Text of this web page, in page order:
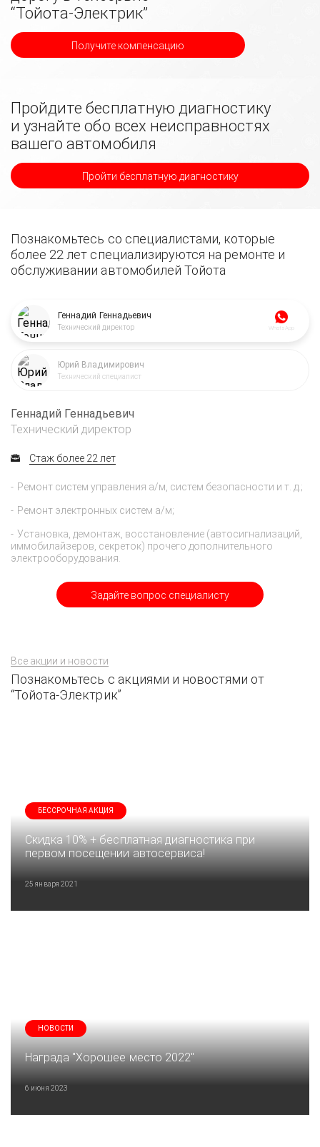
“Тойота-Электрик”
Получите компенсацию
Пройдите бесплатную диагностику
и узнайте обо всех неисправностях
вашего автомобиля
Пройти бесплатную диагностику
Познакомьтесь со специалистами, которые
более 22 лет специализируются на ремонте и
обслуживании автомобилей Тойота
Геннадий Геннадьевич
Технический директор WhatsApp
Юрий Владимирович
Технический специалист
Задайте вопрос специалисту
Геннадий Геннадьевич
Технический директор
Стаж более 22 лет
Ремонт систем управления а/м, систем безопасности и т. д.;
Ремонт электронных систем а/м;
Установка, демонтаж, восстановление (автосигнализаций,
иммобилайзеров, секреток) прочего дополнительного
электрооборудования.
Все акции и новости
Познакомьтесь с акциями и новостями от
“Тойота-Электрик”
БЕССРОЧНАЯ АКЦИЯ
Скидка 10% + бесплатная диагностика при
первом посещении автосервиса!
25 января 2021
НОВОСТИ
Награда "Хорошее место 2022"
6 июня 2023